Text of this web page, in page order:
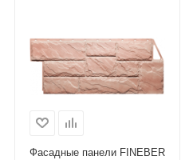
Фасадные панели FINEBER